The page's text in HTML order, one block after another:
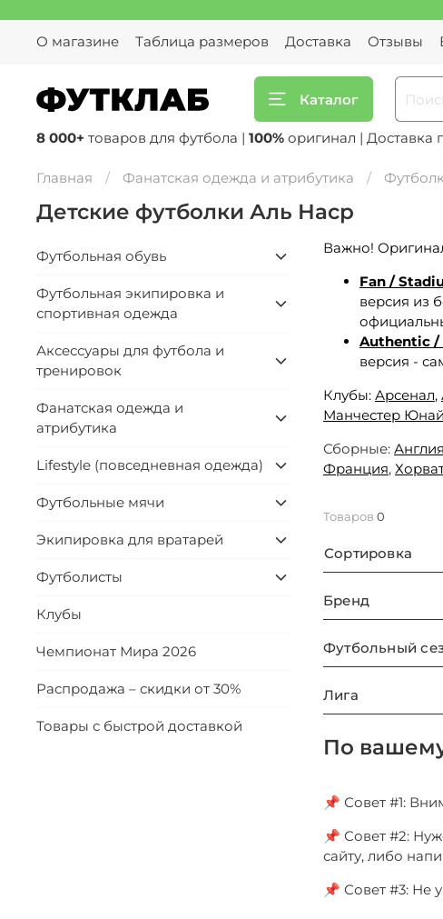
О магазине
Таблица размеров Доставка Отзывы
Каталог
8 000+ товаров для футбола | 100% оригинал | Доставка
Главная Фанатская одежда и атрибутика
Детские футболки Аль Наср
Важно!
Fan /
версия из
Authentic /
версия -
Клубы: Арсенал,
Манчестер
Сборные: Англия
Франция,
Товаров 0
Сортировка
Бренд
Футбольный
Лига
По
📌 Совет #1:
📌 Совет #2:
сайту, либо
📌 Совет #3:
Футбольная обувь
Футбольная экипировка и
спортивная одежда
Аксессуары для футбола и
тренировок
Фанатская одежда и
атрибутика
Lifestyle (повседневная одежда)
Футбольные мячи
Экипировка для вратарей
Футболисты
Клубы
Чемпионат Мира 2026
Распродажа – скидки от 30%
Товары с быстрой доставкой